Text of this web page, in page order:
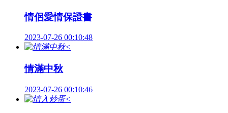
情侶愛情保證書
2023-07-26 00:10:48
<
情滿中秋
2023-07-26 00:10:46
<